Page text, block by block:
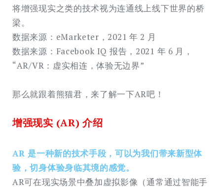
将增强现实之类的技术视为连通线上线下世界的桥
梁。
数据来源：eMarketer，2021 年 2 ⽉
数据来源：Facebook IQ 报告，2021 年 6 ⽉，
“AR/VR：虚实相连，体验⽆边界”
那么就跟着熊猫君，来了解一下AR吧！
增强现实 (AR) 介绍
AR 是一种新的技术手段，可以为我们带来新型体
验，切身体验身临其境的感觉。
AR可在现实场景中叠加虚拟影像（通常通过智能手